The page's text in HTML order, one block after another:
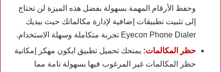
وحفظ الأرقام المهمة بسهولة بفضل هذه الميزة لن تحتاج
إلى تثبيت تطبيقات إضافية لإدارة مكالماتك حيث بيديك
Eyecon Phone Dialer تجربة متكاملة وسهلة الاستخدام.
حظر المكالمات: يمنحك تحميل تطبيق ايكون مهكر إمكانية
حظر المكالمات غير المرغوب فيها بسهولة تامة مما